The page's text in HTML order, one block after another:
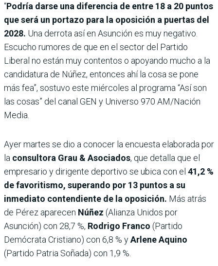
“Podría darse una diferencia de entre 18 a 20 puntos
que será un portazo para la oposición a puertas del
2028. Una derrota así en Asunción es muy negativo.
Escucho rumores de que en el sector del Partido
Liberal no están muy contentos o apoyando mucho a la
candidatura de Núñez, entonces ahí la cosa se pone
más fea”, sostuvo este miércoles al programa “Así son
las cosas” del canal GEN y Universo 970 AM/Nación
Media.
Ayer martes se dio a conocer la encuesta elaborada por
la consultora Grau & Asociados, que detalla que el
empresario y dirigente deportivo se ubica con el 41,2 %
de favoritismo, superando por 13 puntos a su
inmediato contendiente de la oposición. Más atrás
de Pérez aparecen Núñez (Alianza Unidos por
Asunción) con 28,7 %, Rodrigo Franco (Partido
Demócrata Cristiano) con 6,8 % yArlene Aquino
(Partido Patria Soñada) con 1,9 %.